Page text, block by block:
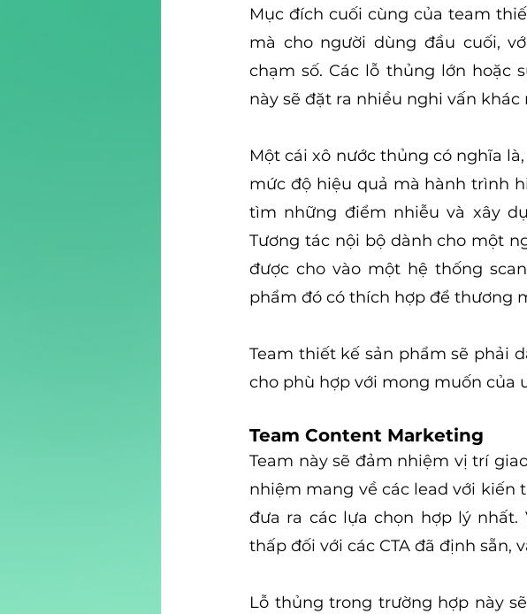
Mục đích cuối cùng của team
mà cho người dùng đầu cuối,
chạm số. Các lỗ thủng lớn hoặc
này sẽ đặt ra nhiều nghi vấn khác
Một cái xô nước thủng có nghĩa
mức độ hiệu quả mà hành trình
tìm những điểm nhiễu và xây
Tương tác nội bộ dành cho một
được cho vào một hệ thống
phẩm đó có thích hợp để thương
Team thiết kế sản phẩm sẽ phải
cho phù hợp với mong muốn của
Team Content Marketing
Team này sẽ đảm nhiệm vị trí
nhiệm mang về các lead với kiến
đưa ra các lựa chọn hợp lý nhất.
thấp đối với các CTA đã định sẵn,
Lỗ thủng trong trường hợp này